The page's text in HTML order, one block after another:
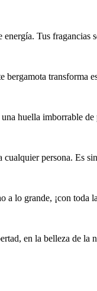
Tus fragancias
transforma
huella imborrable
persona. Es
lo grande, ¡con toda
en la belleza de